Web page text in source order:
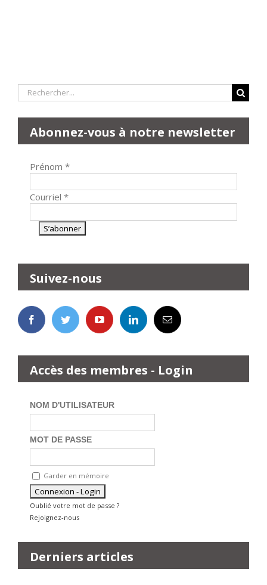
Rechercher:
Abonnez-vous à notre newsletter
Prénom *
Courriel *
Suivez-nous
Accès des membres - Login
NOM D'UTILISATEUR
MOT DE PASSE
Garder en mémoire
Oublié votre mot de passe ?
Rejoignez-nous
Derniers articles